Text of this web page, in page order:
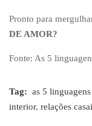
Pronto para
DE AMOR?
Fonte: As 5
Tag: as 5
interior, relações